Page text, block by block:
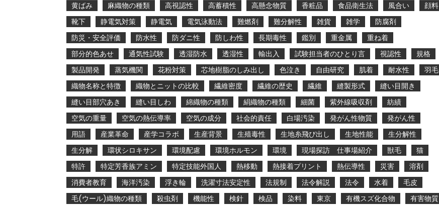
黄ばみ 麻織物の種類 高視認性 高蓄積性 高懸念物質 香粧品 食品衛生法 風合い
顔料
靴下
静電気対策 静電気 電気泳動法 難燃剤 難分解性 雑貨 雑学
防腐剤
防災・安全評価
防水性 防ダニ性 防しわ性 長期毒性 鑑別 重金属
重ね着
部分的色あせ
通気性試験 透湿防水 透湿性 輸出入 試験担当者のひとり言 視認性
規格
製品開発
蒸気機関 花粉対策 芯地樹脂のしみ出し 色泣き 自由研究 肌着 耐水性
羽毛
織物名称と特徴
織物とニットの比較 繊維密度 繊維の歴史 繊維 縫製形式
縫い目開き
縫い目部穴あき
縫い目しわ 綿織物の種類 絹織物の種類 細菌 紫外線吸収剤
紡績
空気の重量
空気の熱伝導率 空気の成分 社会的責任 白場汚染 発がん性物質
発がん性
用語
産業革命 産学コラボ 生産背景 生殖毒性 生地糸飛び出し 生地性能
生分解性
生分解
環状シロキサン 環境配慮 環境ホルモン 環境 現場探訪 仕事場紹介 獣毛
猫
特許
特定芳香族アミン 特定技能外国人 熱移動 熱接着プリント 熱伝導性 災害
溶剤
消費者教育
海洋汚染 浮き輪 洗濯寸法安定性 法規制 法令解説 法令 水着
毛皮
毛(ウール)織物の種類
殺虫剤 機能性 検針 検品 染料 東京 有機スズ化合物
有害物質